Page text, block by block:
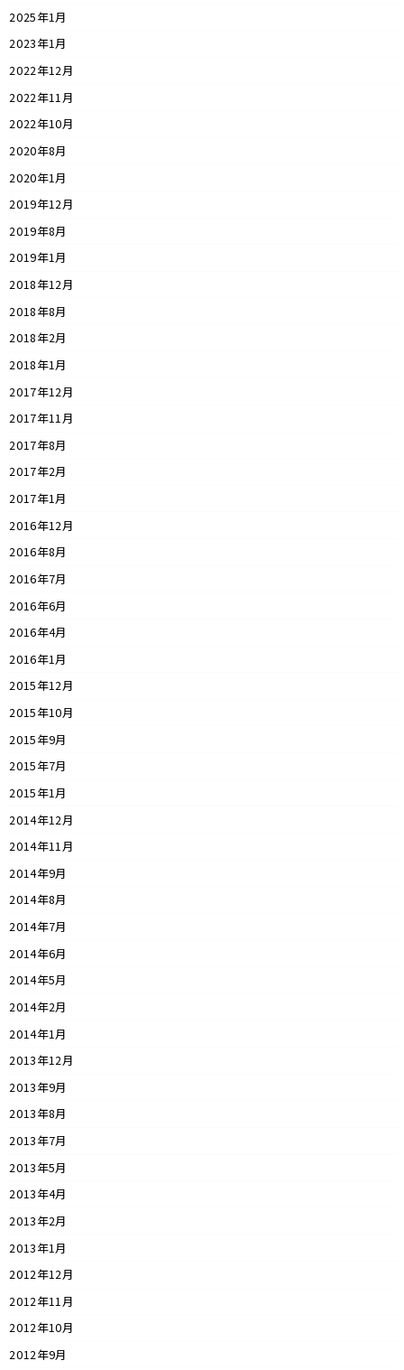
2025年1月
2023年1月
2022年12月
2022年11月
2022年10月
2020年8月
2020年1月
2019年12月
2019年8月
2019年1月
2018年12月
2018年8月
2018年2月
2018年1月
2017年12月
2017年11月
2017年8月
2017年2月
2017年1月
2016年12月
2016年8月
2016年7月
2016年6月
2016年4月
2016年1月
2015年12月
2015年10月
2015年9月
2015年7月
2015年1月
2014年12月
2014年11月
2014年9月
2014年8月
2014年7月
2014年6月
2014年5月
2014年2月
2014年1月
2013年12月
2013年9月
2013年8月
2013年7月
2013年5月
2013年4月
2013年2月
2013年1月
2012年12月
2012年11月
2012年10月
2012年9月